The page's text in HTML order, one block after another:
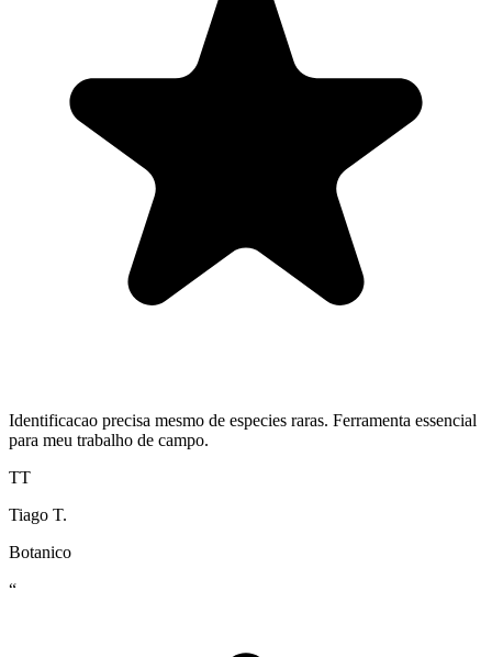
Identificacao precisa mesmo de especies raras. Ferramenta essencial
para meu trabalho de campo.
TT
Tiago T.
Botanico
“